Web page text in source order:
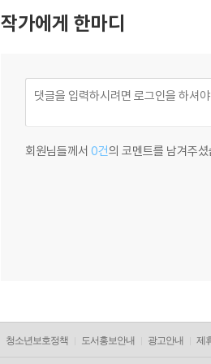
작가에게 한마디
회원님들께서 0건의 코멘트를 남겨주셨
청소년보호정책 도서홍보안내 광고안내 제